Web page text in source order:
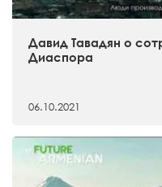
Давид Тавадян о
Диаспора
06.10.2021